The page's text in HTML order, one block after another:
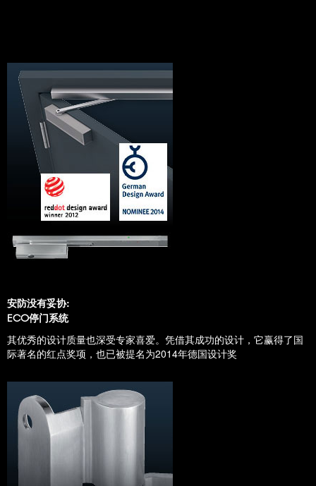
安防没有妥协:
ECO停门系统
其优秀的设计质量也深受专家喜爱。凭借其成功的设计，它赢得了国
际著名的红点奖项，也已被提名为2014年德国设计奖